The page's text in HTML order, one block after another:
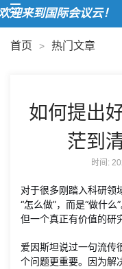
来到国际会议云！
首页 > 热门文章
如何提出
茫到
时间:
对于很多刚踏入科研领
“怎么做”，而是“做什么
但一个真正有价值的研
爱因斯坦说过一句流传
个问题更重要。因为解